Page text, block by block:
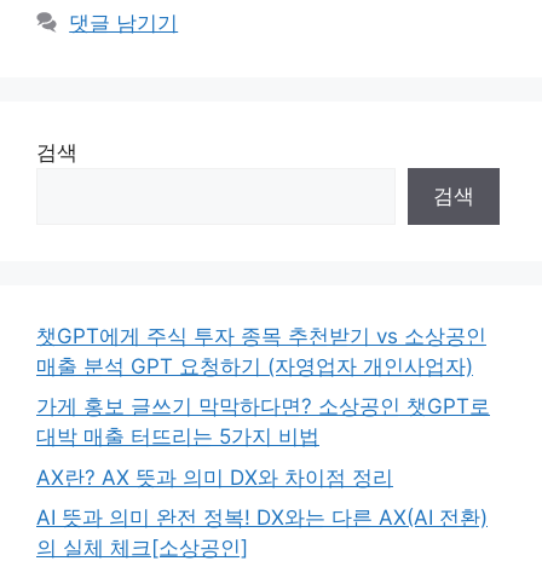
댓글 남기기
검색
검색
챗GPT에게 주식 투자 종목 추천받기 vs 소상공인
매출 분석 GPT 요청하기 (자영업자 개인사업자)
가게 홍보 글쓰기 막막하다면? 소상공인 챗GPT로
대박 매출 터뜨리는 5가지 비법
AX란? AX 뜻과 의미 DX와 차이점 정리
AI 뜻과 의미 완전 정복! DX와는 다른 AX(AI 전환)
의 실체 체크[소상공인]